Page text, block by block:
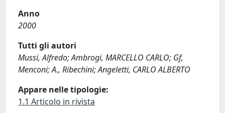
Anno
2000
Tutti gli autori
Mussi, Alfredo; Ambrogi, MARCELLO CARLO; Gf,
Menconi; A., Ribechini; Angeletti, CARLO ALBERTO
Appare nelle tipologie:
1.1 Articolo in rivista